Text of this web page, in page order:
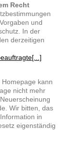
Recht
und
In der
derzeitigen
kann
nicht mehr
Wir bitten, das
in
eigenständig